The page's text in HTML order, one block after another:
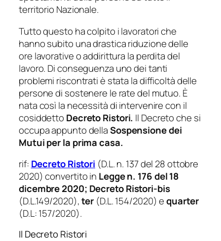
territorio Nazionale.
Tutto questo ha colpito i lavoratori che
hanno subito una drastica riduzione delle
ore lavorative o addirittura la perdita del
lavoro. Di conseguenza uno dei tanti
problemi riscontrati è stata la difficoltà delle
persone di sostenere le rate del mutuo. È
nata così la necessità di intervenire con il
cosiddetto Decreto Ristori. Il Decreto che si
occupa appunto dellaSospensione dei
Mutui per la prima casa.
rif: Decreto Ristori (D.L. n. 137 del 28 ottobre
2020) convertito in Legge n. 176 del 18
dicembre 2020; Decreto Ristori-bis
(D.L.149/2020),ter (D.L. 154/2020) equarter
(D.L: 157/2020).
Il Decreto Ristori